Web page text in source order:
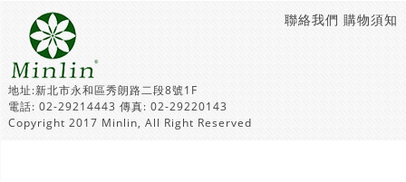
購物須知
聯絡我們
地址:新北市永和區秀朗路二段8號1F
電話: 02-29214443 傳真: 02-29220143
Copyright 2017 Minlin, All Right Reserved